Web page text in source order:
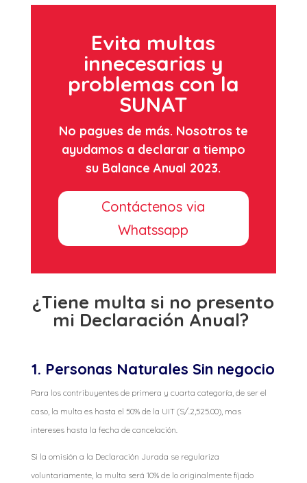
Evita multas
innecesarias y
problemas con la
SUNAT
No pagues de más. Nosotros te
ayudamos a declarar a tiempo
su Balance Anual 2023.
Contáctenos via
Whatssapp
¿Tiene multa si no presento
mi Declaración Anual?
1. Personas Naturales Sin negocio
Para los contribuyentes de primera y cuarta categoría, de ser el
caso, la multa es hasta el 50% de la UIT (S/.2,525.00), mas
intereses hasta la fecha de cancelación.
Si la omisión a la Declaración Jurada se regulariza
voluntariamente, la multa será 10% de lo originalmente fijado